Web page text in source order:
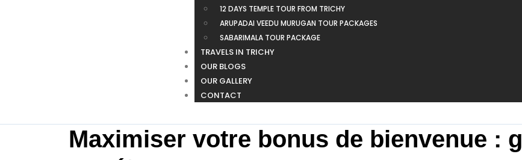
12 DAYS TEMPLE TOUR FROM TRICHY
ARUPADAI VEEDU MURUGAN TOUR PACKAGES
SABARIMALA TOUR PACKAGE
TRAVELS IN TRICHY
OUR BLOGS
OUR GALLERY
CONTACT
Maximiser votre bonus de bienvenue :